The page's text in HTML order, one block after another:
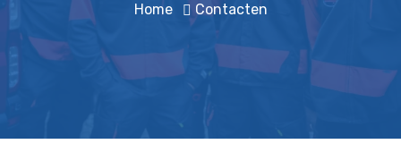
Home Contacten